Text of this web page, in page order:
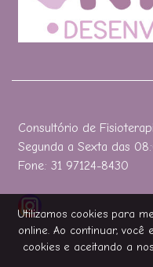
Consultório de
Segunda a Sexta das
Fone: 31 97124-8430
Utilizamos cookies para
online. Ao continuar, você
cookies e aceitando a